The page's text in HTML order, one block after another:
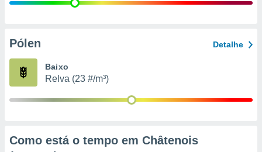
e
Pólen Detalhe
Baixo
Relva (23 #/m³)
Como está o tempo em Châtenois